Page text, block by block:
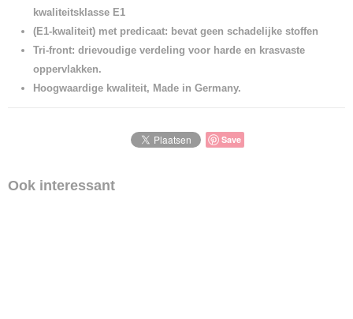
kwaliteitsklasse E1
(E1-kwaliteit) met predicaat: bevat geen schadelijke stoffen
Tri-front: drievoudige verdeling voor harde en krasvaste
oppervlakken.
Hoogwaardige kwaliteit, Made in Germany.
Save
Ook interessant